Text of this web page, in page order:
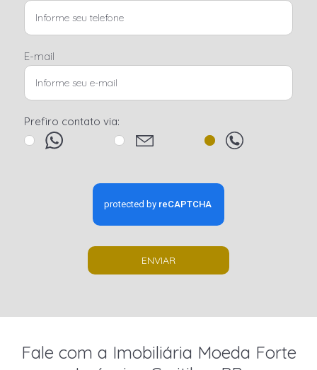
E-mail
Prefiro contato via:
ENVIAR
Fale com a Imobiliária Moeda Forte